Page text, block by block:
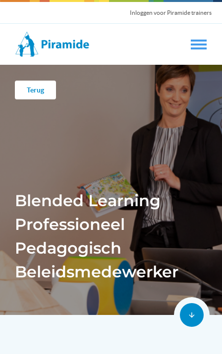
Inloggen voor Piramide trainers
Terug
Blended Learning
Professioneel
Pedagogisch
Beleidsmedewerker